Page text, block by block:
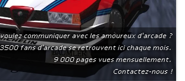
communiquer avec les amoureux d'arcade ?
3500 fans d'arcade se retrouvent ici chaque mois.
9 000 pages vues mensuellement.
Contactez-nous !